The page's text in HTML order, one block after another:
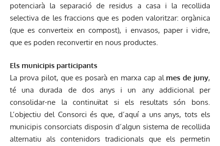
potenciarà la separació de residus a casa i la recollida
selectiva de les fraccions que es poden valoritzar: orgànica
(que es converteix en compost), i envasos, paper i vidre,
que es poden reconvertir en nous productes.
Els municipis participants
La prova pilot, que es posarà en marxa cap al mes de juny,
té una durada de dos anys i un any addicional per
consolidar-ne la continuïtat si els resultats són bons.
L’objectiu del Consorci és que, d’aquí a uns anys, tots els
municipis consorciats disposin d’algun sistema de recollida
alternatiu als contenidors tradicionals que els permetin